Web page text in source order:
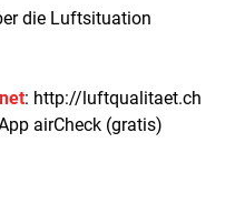
die Luftsituation
: http://luftqualitaet.ch
airCheck (gratis)